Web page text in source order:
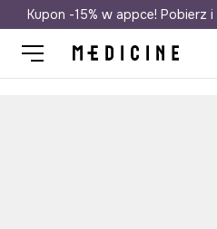
Darmowa
Kupon -15% w appce! Pobierz